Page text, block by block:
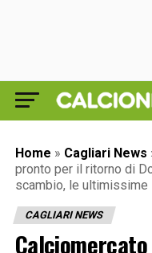
Home » Cagliari News
pronto per il ritorno di
scambio, le ultimissime
CAGLIARI NEWS